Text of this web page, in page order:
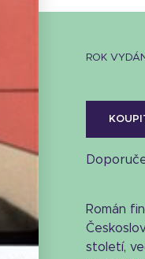
ROK
Román
století,